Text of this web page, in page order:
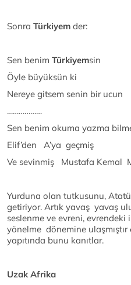
Sonra Türkiyem der:
Sen benim Türkiyemsin
Öyle büyüksün ki
Nereye gitsem senin bir ucun
………………
Sen benim okuma yazma
Elif’den A’ya geçmiş
Ve sevinmiş Mustafa Kemal
Yurduna olan tutkusunu,
getiriyor. Artık yavaş yavaş
seslenme ve evreni, evrendeki
yönelme dönemine ulaşmıştır
yapıtında bunu kanıtlar.
Uzak Afrika